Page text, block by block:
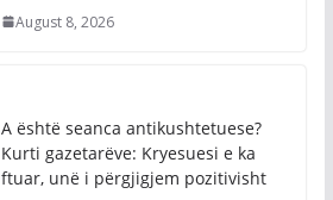
August 8, 2026
A është seanca antikushtetuese?
Kurti gazetarëve: Kryesuesi e ka
ftuar, unë i përgjigjem pozitivisht